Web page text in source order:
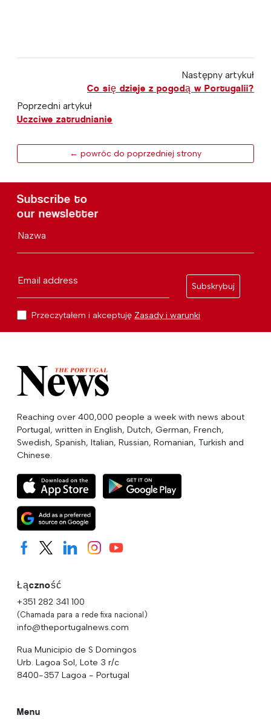
Następny artykuł
Co się dzieje z pogodą w Portugalii?
Poprzedni artykuł
Uczciwe zatrudnianie
← powróc do poprzedniej strony
Subscribe to
our newsletter
Nazwa
Email address
Subskrybuj
Przeczytałem i akceptuję Zasady i warunki
Reaching over 400,000 people a week with news about
Portugal, written in English, Dutch, German, French,
Swedish, Spanish, Italian, Russian, Romanian, Turkish and
Chinese.
Łączność
+351 282 341 100
(Chamada para a rede fixa nacional)
info@theportugalnews.com
Rua Municipio de S Domingos
Urb. Lagoa Sol, Lote 3 r/c
8400-357 Lagoa - Portugal
Menu